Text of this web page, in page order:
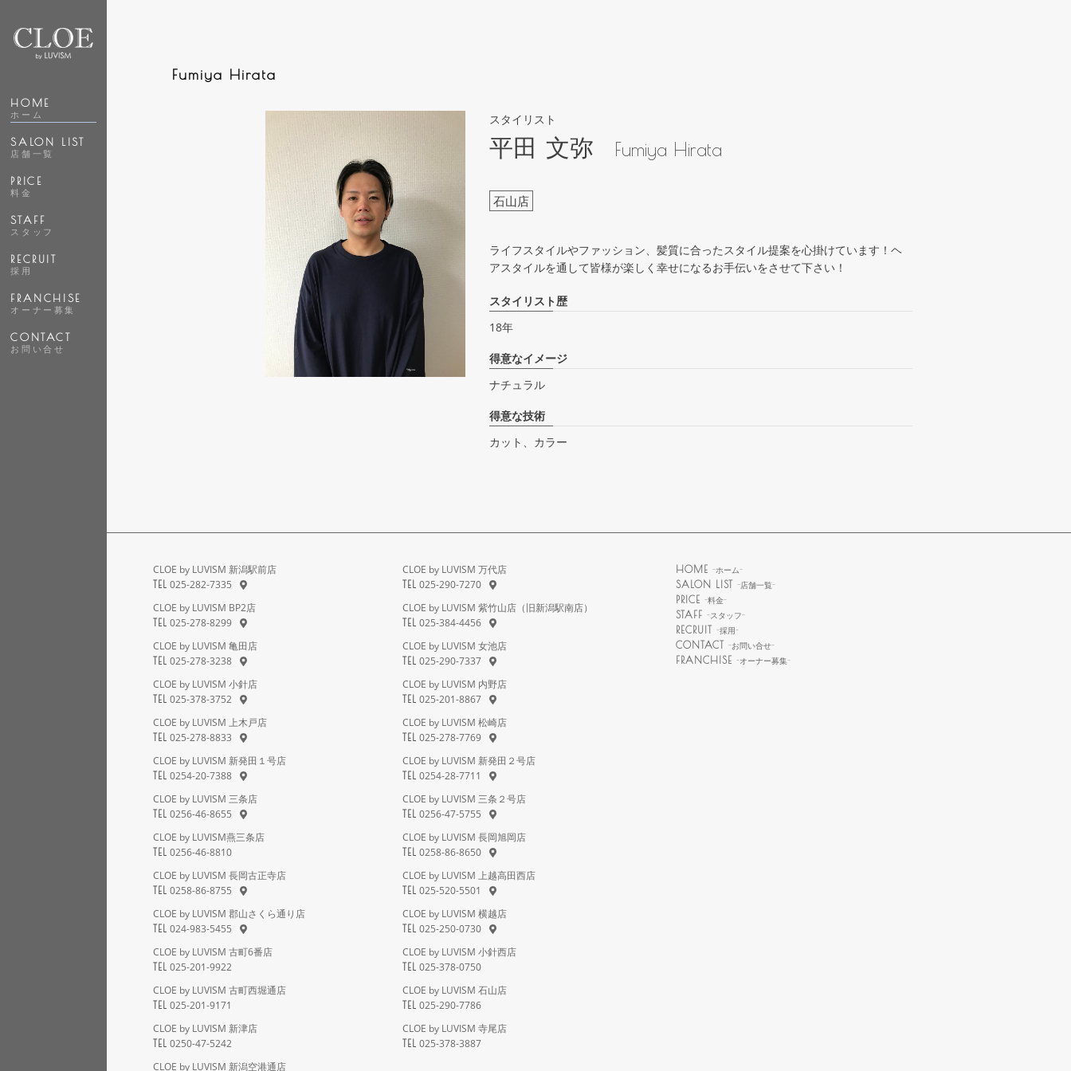
HOME
ホーム
SALON LIST
店舗一覧
PRICE
料金
STAFF
スタッフ
RECRUIT
採用
FRANCHISE
オーナー募集
CONTACT
お問い合せ
Fumiya Hirata
スタイリスト
平田 文弥 Fumiya Hirata
石山店
ライフスタイルやファッション、髪質に合ったスタイル提案を心掛けています！ヘ
アスタイルを通して皆様が楽しく幸せになるお手伝いをさせて下さい！
スタイリスト歴
18年
得意なイメージ
ナチュラル
得意な技術
カット、カラー
CLOE by LUVISM 新潟駅前店
TEL 025-282-7335
CLOE by LUVISM 万代店
TEL
025-290-7270
CLOE by LUVISM BP2店
TEL 025-278-8299
CLOE by LUVISM 紫竹山店（旧新潟駅南店）
TEL
025-384-4456
CLOE by LUVISM 亀田店
TEL 025-278-3238
CLOE by LUVISM 女池店
TEL
025-290-7337
CLOE by LUVISM 小針店
TEL 025-378-3752
CLOE by LUVISM 内野店
TEL
025-201-8867
CLOE by LUVISM 上木戸店
TEL 025-278-8833
CLOE by LUVISM 松崎店
TEL
025-278-7769
CLOE by LUVISM 新発田１号店
TEL 0254-20-7388
CLOE by LUVISM 新発田２号店
TEL
0254-28-7711
CLOE by LUVISM 三条店
TEL 0256-46-8655
CLOE by LUVISM 三条２号店
TEL
0256-47-5755
CLOE by LUVISM燕三条店
TEL 0256-46-8810
CLOE by LUVISM 長岡旭岡店
TEL
0258-86-8650
CLOE by LUVISM 長岡古正寺店
TEL 0258-86-8755
CLOE by LUVISM 上越高田西店
TEL
025-520-5501
CLOE by LUVISM 郡山さくら通り店
TEL 024-983-5455
CLOE by LUVISM 横越店
TEL
025-250-0730
CLOE by LUVISM 古町6番店
TEL 025-201-9922
CLOE by LUVISM 小針西店
TEL
025-378-0750
CLOE by LUVISM 古町西堀通店
TEL 025-201-9171
CLOE by LUVISM 石山店
TEL
025-290-7786
CLOE by LUVISM 新津店
TEL 0250-47-5242
CLOE by LUVISM 寺尾店
TEL
025-378-3887
CLOE by LUVISM 新潟空港通店
HOME -ホーム-
SALON LIST -店舗一覧-
PRICE -料金-
STAFF -スタッフ-
RECRUIT -採用-
CONTACT -お問い合せ-
FRANCHISE -オーナー募集-